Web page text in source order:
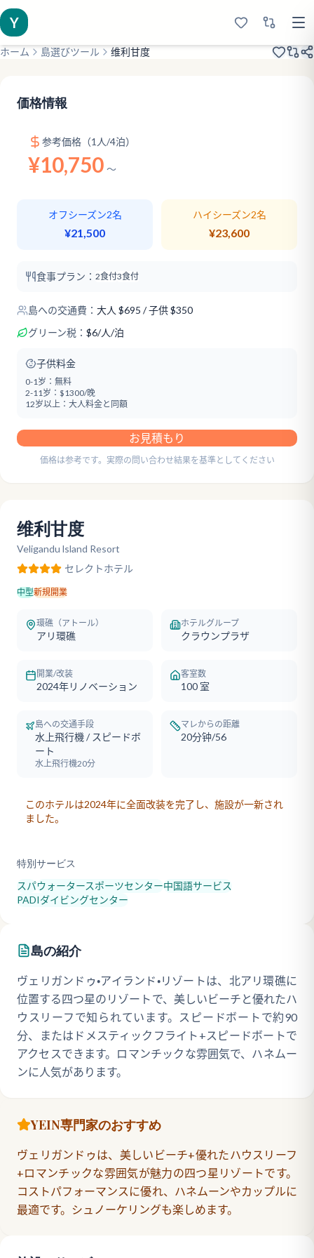
Y
ホーム 島選びツール 维利甘度
価格情報
参考価格（1人/4泊）
¥10,750 〜
オフシーズン2名
¥21,500
ハイシーズン2名
¥23,600
食事プラン： 2食付3食付
島への交通費： 大人 $695 / 子供 $350
グリーン税： $6/人/泊
子供料金
0-1岁： 無料
2-11岁： $1300/晚
12岁以上： 大人料金と同額
お見積もり
価格は参考です。実際の問い合わせ結果を基準としてください
维利甘度
Veligandu lsland Resort
セレクトホテル
中型新規開業
環礁（アトール）
アリ環礁
ホテルグループ
クラウンプラザ
開業/改装
2024年リノベーション
客室数
100 室
島への交通手段
水上飛行機 / スピードボ
ート
水上飛行機20分
マレからの距離
20分钟/56
このホテルは2024年に全面改装を完了し、施設が一新され
ました。
特別サービス
スパウォータースポーツセンター中国語サービス
PADIダイビングセンター
島の紹介
ヴェリガンドゥ・アイランド・リゾートは、北アリ環礁に
位置する四つ星のリゾートで、美しいビーチと優れたハ
ウスリーフで知られています。スピードボートで約90
分、またはドメスティックフライト+スピードボートで
アクセスできます。ロマンチックな雰囲気で、ハネムー
ンに人気があります。
YEIN専門家のおすすめ
ヴェリガンドゥは、美しいビーチ+優れたハウスリーフ
+ロマンチックな雰囲気が魅力の四つ星リゾートです。
コストパフォーマンスに優れ、ハネムーンやカップルに
最適です。シュノーケリングも楽しめます。